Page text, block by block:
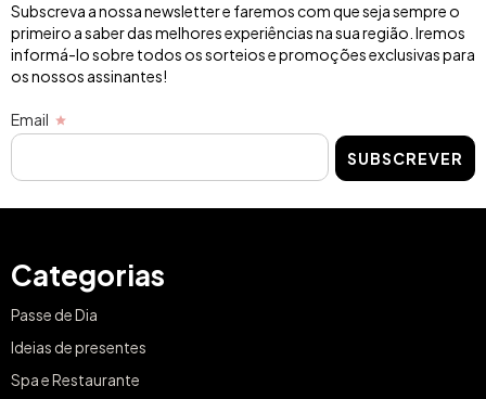
Subscreva a nossa newsletter e faremos com que seja sempre o
primeiro a saber das melhores experiências na sua região. Iremos
informá-lo sobre todos os sorteios e promoções exclusivas para
os nossos assinantes!
Email
SUBSCREVER
Categorias
Passe de Dia
Ideias de presentes
Spa e Restaurante